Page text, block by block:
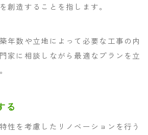
創造することを指します。
年数や立地によって必要な工事の内
家に相談しながら最適なプランを立
る
性を考慮したリノベーションを行う